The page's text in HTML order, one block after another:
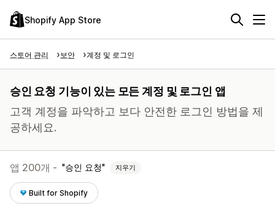
Shopify App Store
스토어 관리 보안 계정 및 로그인
승인 요청 기능이 있는 모든 계정 및 로그인 앱
고객 계정을 파악하고 보다 안전한 로그인 방법을 제
공하세요.
앱 200개 - 승인 요청 지우기
Built for Shopify